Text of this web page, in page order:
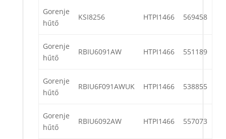
Gorenje
hűtő
KSI8256 HTPI1466 569458
Gorenje
hűtő
RBIU6091AW HTPI1466 551189
Gorenje
hűtő
RBIU6F091AWUK HTPI1466 538855
Gorenje
hűtő
RBIU6092AW HTPI1466 557073